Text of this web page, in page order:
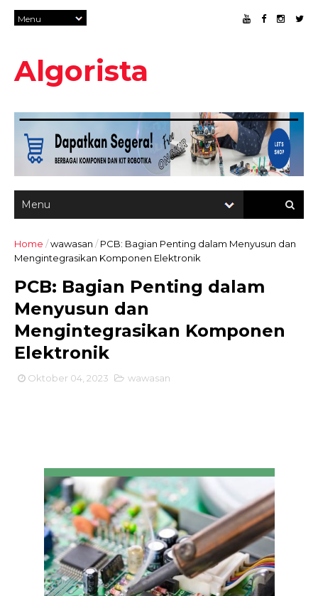
Algorista
Home /wawasan / PCB: Bagian Penting dalam Menyusun dan
Mengintegrasikan Komponen Elektronik
PCB: Bagian Penting dalam
Menyusun dan
Mengintegrasikan Komponen
Elektronik
Oktober 04, 2023 wawasan